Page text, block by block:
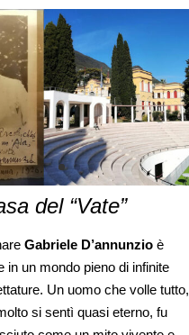
del “Vate”
Gabriele D’annunzioè
in un mondo pieno di infinite
Un uomo che volle tutto,
si sentì quasi eterno, fu